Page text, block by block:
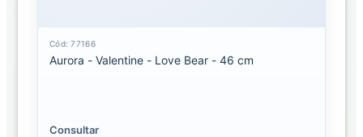
Cód: 77166
Aurora - Valentine - Love Bear - 46 cm
Consultar